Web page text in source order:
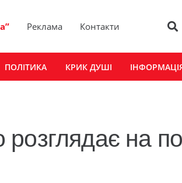
Реклама Контакти
ПОЛІТИКА КРИК ДУШІ
розглядає на